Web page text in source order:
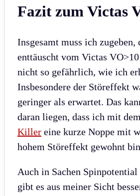
Fazit zum Victas
Insgesamt muss ich zugeben,
enttäuscht vom Victas
nicht so gefährlich, wie ich
Insbesondere der Störeffekt
geringer als erwartet. Das
daran liegen, dass ich mit dem
Killer eine kurze Noppe mit
hohem Störeffekt gewohnt
Auch in Sachen
gibt es aus meiner Sicht